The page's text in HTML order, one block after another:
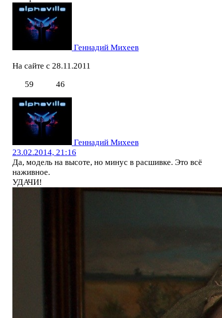
Геннадий Михеев
На сайте с 28.11.2011
59
46
Геннадий Михеев
23.02.2014, 21:16
Да, модель на высоте, но минус в расшивке. Это всё
наживное.
УДАЧИ!